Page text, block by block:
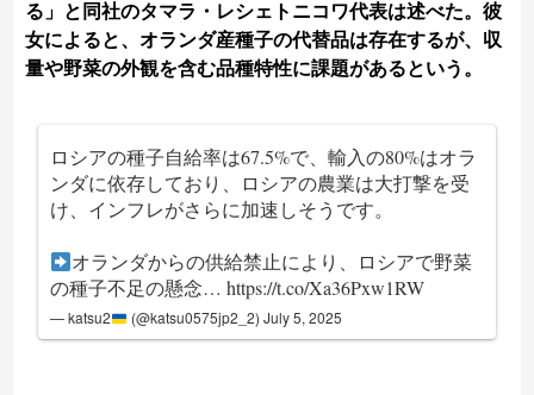
る」と同社のタマラ・レシェトニコワ代表は述べた。彼
女によると、オランダ産種子の代替品は存在するが、収
量や野菜の外観を含む品種特性に課題があるという。
ロシアの種子自給率は67.5%で、輸入の80%はオラ
ンダに依存しており、ロシアの農業は大打撃を受
け、インフレがさらに加速しそうです。
オランダからの供給禁止により、ロシアで野菜
の種子不足の懸念…https://t.co/Xa36Pxw1RW
— katsu2 (@katsu0575jp2_2) July 5, 2025